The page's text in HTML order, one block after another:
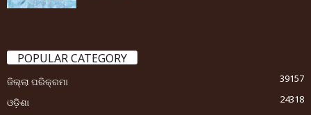
POPULAR CATEGORY
ଜିଲ୍ଲା ପରିକ୍ରମା
39157
ଓଡ଼ିଶା
24318